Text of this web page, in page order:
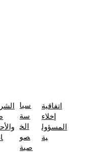
سيا
سة
الخ
صو
صية
اتفاقية
إخلاء
المسؤول
ية